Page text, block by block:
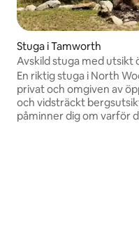
Stuga i Tamworth
Avskild stuga med utsikt
Privat bastu
En riktig stuga i North
privat och omgiven av
och vidsträckt
påminner dig om varför